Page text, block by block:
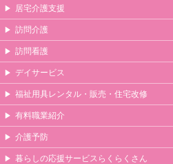
居宅介護支援
訪問介護
訪問看護
デイサービス
福祉用具レンタル・販売・住宅改修
有料職業紹介
介護予防
暮らしの応援サービスらくらくさん